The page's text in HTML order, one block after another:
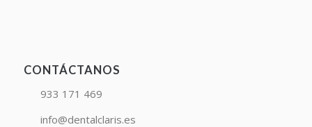
CONTÁCTANOS
933 171 469
info@dentalclaris.es